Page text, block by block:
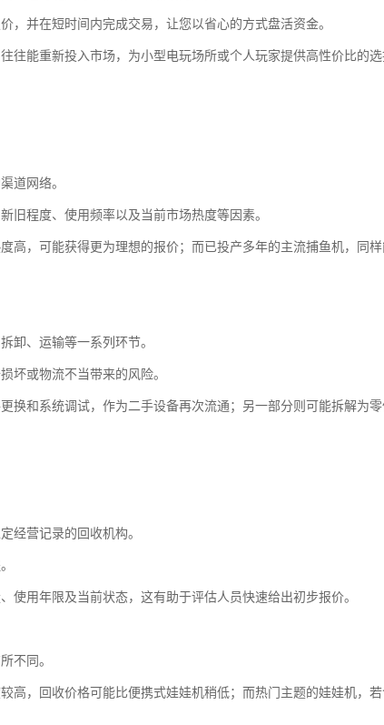
，并在短时间内完成交易，让您以省心的方式盘活资金。
往能重新投入市场，为小型电玩场所或个人玩家提供高性价比的
道网络。
旧程度、使用频率以及当前市场热度等因素。
高，可能获得更为理想的报价；而已投产多年的主流捕鱼机，同
卸、运输等一系列环节。
坏或物流不当带来的风险。
换和系统调试，作为二手设备再次流通；另一部分则可能拆解为
经营记录的回收机构。
使用年限及当前状态，这有助于评估人员快速给出初步报价。
不同。
高，回收价格可能比便携式娃娃机稍低；而热门主题的娃娃机，